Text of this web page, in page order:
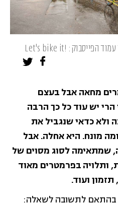
מחאה אבל בעצם
הרי יש עוד כל כך הרבה
ולא כדאי שנגביל את
מונח. היא אחלה. אבל
שמתאימה לסוג מסוים של
ותלויה בפרמטרים מאוד
ועוד.
בהתאם לתשובה לשאלה: